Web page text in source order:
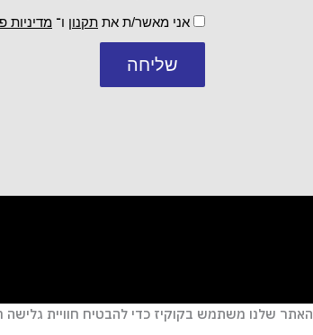
אני מאשר/ת את תקנון ו־ מדיניות
שליחה
האתר שלנו משתמש בקוקיז כדי להבטיח חוויית